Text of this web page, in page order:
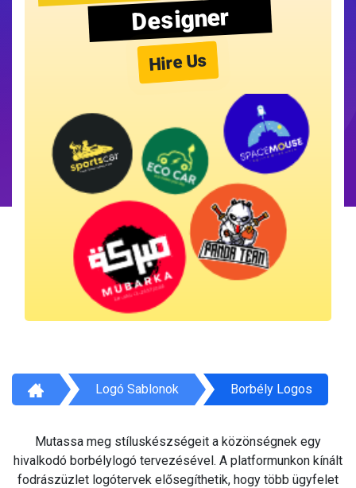
Designer
Hire Us
Logó Sablonok Borbély Logos
Mutassa meg stíluskészségeit a közönségnek egy
hivalkodó borbélylogó tervezésével. A platformunkon kínált
fodrászüzlet logótervek elősegíthetik, hogy több ügyfelet